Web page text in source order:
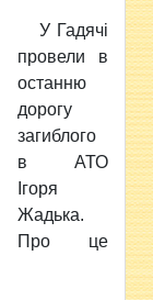
У Гадячі
провели в
останню
дорогу
загиблого
в АТО
Ігоря
Жадька.
Про це